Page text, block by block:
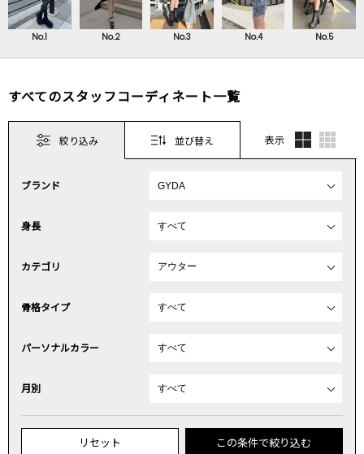
No.1 No.2 No.3 No.4 No.5
すべてのスタッフコーディネート一覧
絞り込み 並び替え 表示
ブランド
身長
カテゴリ
骨格タイプ
パーソナルカラー
月別
リセット この条件で絞り込む